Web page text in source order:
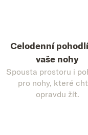
Celodenní
vaše nohy
Spousta prostoru i
pro nohy, které
opravdu žít.